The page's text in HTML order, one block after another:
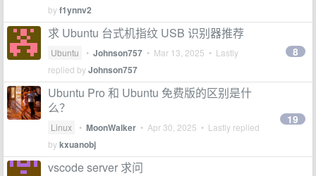
byf1ynnv2
求 Ubuntu 台式机指纹 USB 识别器推荐
Ubuntu • Johnson757 • Mar 13, 2025 • Lastly
replied byJohnson757
8
Ubuntu Pro 和 Ubuntu 免费版的区别是什
么？
Linux • MoonWalker • Apr 30, 2025 • Lastly replied
bykxuanobj
19
vscode server 求问